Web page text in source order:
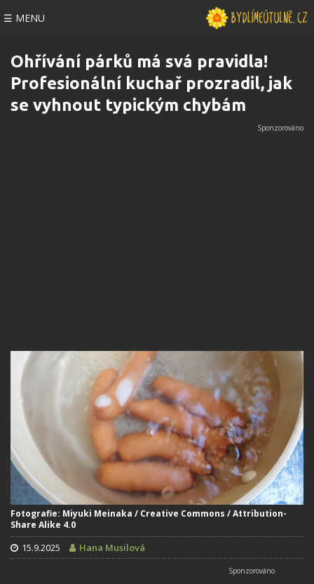
☰ MENU
Ohřívání párků má svá pravidla!
Profesionální kuchař prozradil, jak
se vyhnout typickým chybám
Fotografie: Miyuki Meinaka / Creative Commons / Attribution-
Share Alike 4.0
15.9.2025 Hana Musilová